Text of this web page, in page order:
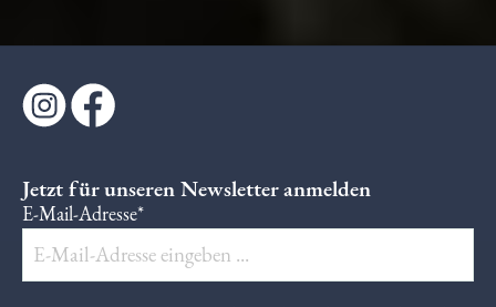
Jetzt für unseren Newsletter anmelden
E-Mail-Adresse*